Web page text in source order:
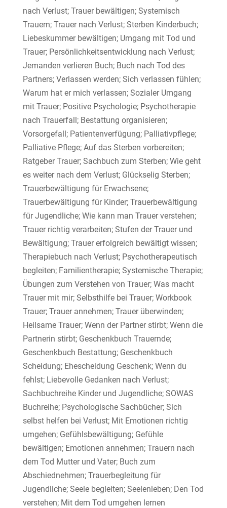
nach Verlust; Trauer bewältigen; Systemisch
Trauern; Trauer nach Verlust; Sterben Kinderbuch;
Liebeskummer bewältigen; Umgang mit Tod und
Trauer; Persönlichkeitsentwicklung nach Verlust;
Jemanden verlieren Buch; Buch nach Tod des
Partners; Verlassen werden; Sich verlassen fühlen;
Warum hat er mich verlassen; Sozialer Umgang
mit Trauer; Positive Psychologie; Psychotherapie
nach Trauerfall; Bestattung organisieren;
Vorsorgefall; Patientenverfügung; Palliativpflege;
Palliative Pflege; Auf das Sterben vorbereiten;
Ratgeber Trauer; Sachbuch zum Sterben; Wie geht
es weiter nach dem Verlust; Glückselig Sterben;
Trauerbewältigung für Erwachsene;
Trauerbewältigung für Kinder; Trauerbewältigung
für Jugendliche; Wie kann man Trauer verstehen;
Trauer richtig verarbeiten; Stufen der Trauer und
Bewältigung; Trauer erfolgreich bewältigt wissen;
Therapiebuch nach Verlust; Psychotherapeutisch
begleiten; Familientherapie; Systemische Therapie;
Übungen zum Verstehen von Trauer; Was macht
Trauer mit mir; Selbsthilfe bei Trauer; Workbook
Trauer; Trauer annehmen; Trauer überwinden;
Heilsame Trauer; Wenn der Partner stirbt; Wenn die
Partnerin stirbt; Geschenkbuch Trauernde;
Geschenkbuch Bestattung; Geschenkbuch
Scheidung; Ehescheidung Geschenk; Wenn du
fehlst; Liebevolle Gedanken nach Verlust;
Sachbuchreihe Kinder und Jugendliche; SOWAS
Buchreihe; Psychologische Sachbücher; Sich
selbst helfen bei Verlust; Mit Emotionen richtig
umgehen; Gefühlsbewältigung; Gefühle
bewältigen; Emotionen annehmen; Trauern nach
dem Tod Mutter und Vater; Buch zum
Abschiednehmen; Trauerbegleitung für
Jugendliche; Seele begleiten; Seelenleben; Den Tod
verstehen; Mit dem Tod umgehen lernen